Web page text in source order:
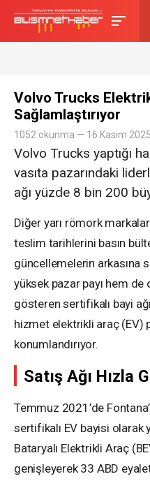
Volvo Trucks
Sağlamlaştırıyor
1052 okunma — 16 Kasım
Volvo Trucks yaptığı
vasıta pazarındaki
ağı yüzde 8 bin 200
Diğer yarı römork
teslim tarihlerini basın
güncellemelerin arkasına
yüksek pazar payı hem
gösteren sertifikalı bayi
hizmet elektrikli araç (EV)
konumlandırıyor.
Satış Ağı Hızla
Temmuz 2021’de
sertifikalı EV bayisi olarak
Bataryalı Elektrikli Araç
genişleyerek 33 ABD